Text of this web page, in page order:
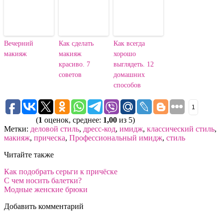
Вечерний
макияж
Как сделать
макияж
красиво. 7
советов
Как всегда
хорошо
выглядеть. 12
домашних
способов
1
(1 оценок, среднее: 1,00 из 5)
Метки: деловой стиль, дресс-код, имидж, классический стиль,
макияж, прическа, Профессиональный имидж, стиль
Читайте также
Как подобрать серьги к причёске
С чем носить балетки?
Модные женские брюки
Добавить комментарий